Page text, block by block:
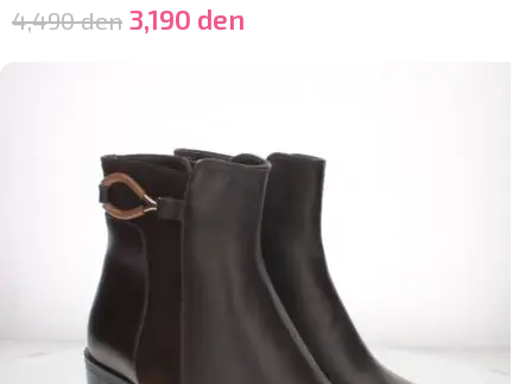
4,490den 3,190 den